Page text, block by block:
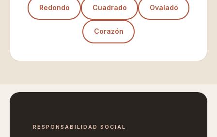
Redondo Cuadrado Ovalado
Corazón
RESPONSABILIDAD SOCIAL